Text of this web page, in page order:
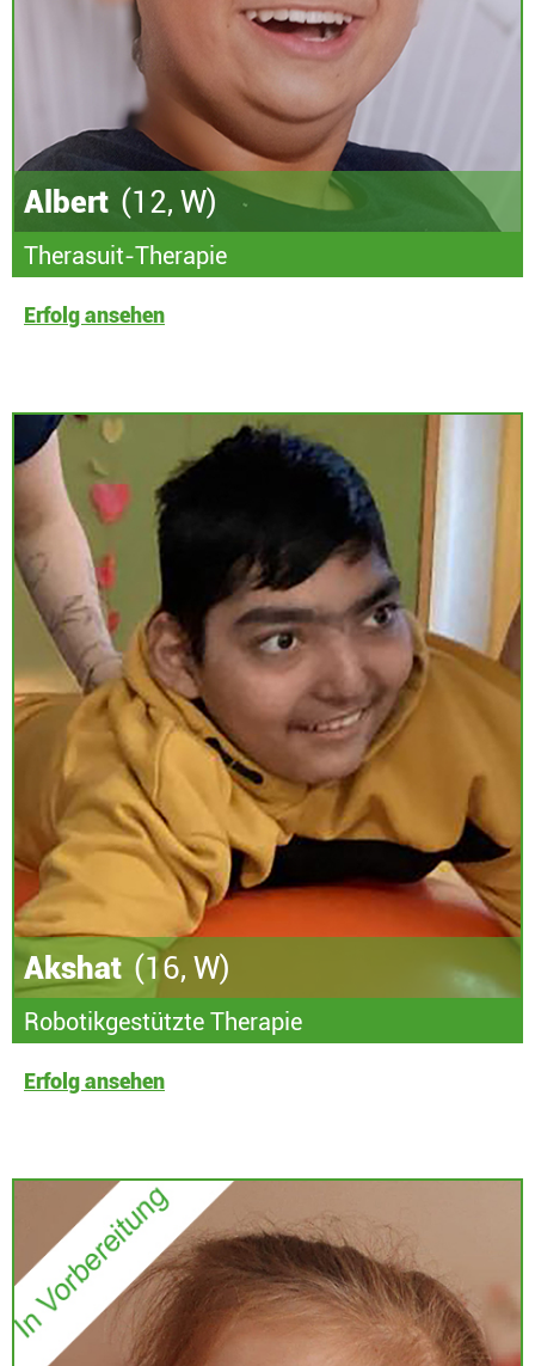
Albert (12, W)
Therasuit-Therapie
Erfolg ansehen
Akshat (16, W)
Robotikgestützte Therapie
Erfolg ansehen